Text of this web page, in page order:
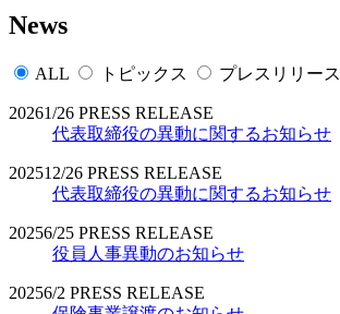
News
ALL トピックス プレスリリース
20261/26 PRESS RELEASE
代表取締役の異動に関するお知らせ
202512/26 PRESS RELEASE
代表取締役の異動に関するお知らせ
20256/25 PRESS RELEASE
役員人事異動のお知らせ
20256/2 PRESS RELEASE